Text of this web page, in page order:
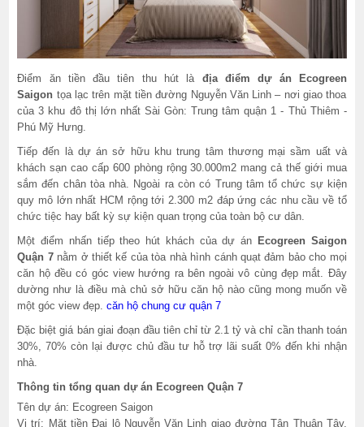
Điểm ăn tiền đầu tiên thu hút là địa điểm dự án Ecogreen
Saigon tọa lạc trên mặt tiền đường Nguyễn Văn Linh – nơi giao thoa
của 3 khu đô thị lớn nhất Sài Gòn: Trung tâm quận 1 - Thủ Thiêm -
Phú Mỹ Hưng.
Tiếp đến là dự án sở hữu khu trung tâm thương mại sầm uất và
khách sạn cao cấp 600 phòng rộng 30.000m2 mang cả thế giới mua
sắm đến chân tòa nhà. Ngoài ra còn có Trung tâm tổ chức sự kiện
quy mô lớn nhất HCM rộng tới 2.300 m2 đáp ứng các nhu cầu về tổ
chức tiệc hay bất kỳ sự kiện quan trọng của toàn bộ cư dân.
Một điểm nhấn tiếp theo hút khách của dự án Ecogreen Saigon
Quận 7nằm ở thiết kế của tòa nhà hình cánh quạt đảm bảo cho mọi
căn hộ đều có góc view hướng ra bên ngoài vô cùng đẹp mắt. Đây
dường như là điều mà chủ sở hữu căn hộ nào cũng mong muốn về
một góc view đẹp.căn hộ chung cư quận 7
Đặc biệt giá bán giai đoạn đầu tiên chỉ từ 2.1 tỷ và chỉ cần thanh toán
30%, 70% còn lại được chủ đầu tư hỗ trợ lãi suất 0% đến khi nhận
nhà.
Thông tin tổng quan dự án Ecogreen Quận 7
Tên dự án: Ecogreen Saigon
Vị trí: Mặt tiền Đại lộ Nguyễn Văn Linh giao đường Tân Thuận Tây,